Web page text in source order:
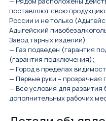
поставляют свою
России и не только
Адыгейский
Завод тарных изделий);
— Газ подведен (гарантия
(гарантия подключения);
— Город в пределах
— Первые руки – прозрачная
— Все условия для развития
дополнительных рабочих